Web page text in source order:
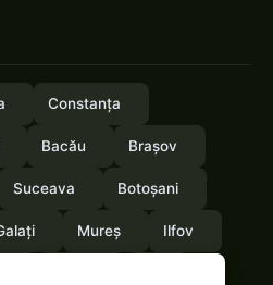
Constanța
Bacău Brașov
Suceava Botoșani
Mureș Ilfov